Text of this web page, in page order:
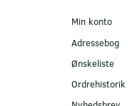
Min konto
Adressebog
Ønskeliste
Ordrehistorik